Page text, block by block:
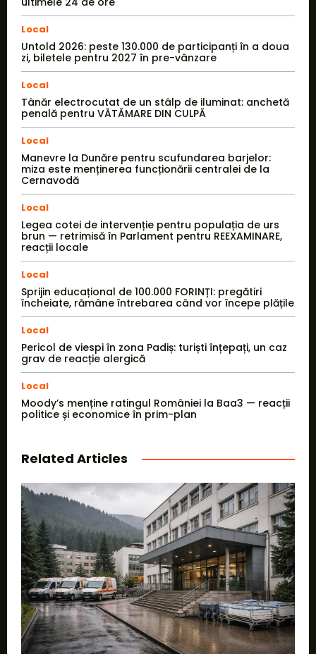
Local
Untold 2026: peste 130.000 de participanți în a doua
zi, biletele pentru 2027 în pre-vânzare
Local
Tânăr electrocutat de un stâlp de iluminat: anchetă
penală pentru VĂTĂMARE DIN CULPĂ
Local
Manevre la Dunăre pentru scufundarea barjelor:
miza este menținerea funcționării centralei de la
Cernavodă
Local
Legea cotei de intervenție pentru populația de urs
brun — retrimisă în Parlament pentru REEXAMINARE,
reacții locale
Local
Sprijin educațional de 100.000 FORINȚI: pregătiri
încheiate, rămâne întrebarea când vor începe plățile
Local
Pericol de viespi în zona Padiș: turiști înțepați, un caz
grav de reacție alergică
Local
Moody’s menține ratingul României la Baa3 — reacții
politice și economice în prim-plan
Related Articles